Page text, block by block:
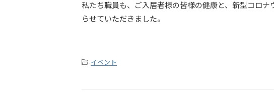
私たち職員も、ご入居者様の皆様の健康と、新型コロ
らせていただきました。
-イベント